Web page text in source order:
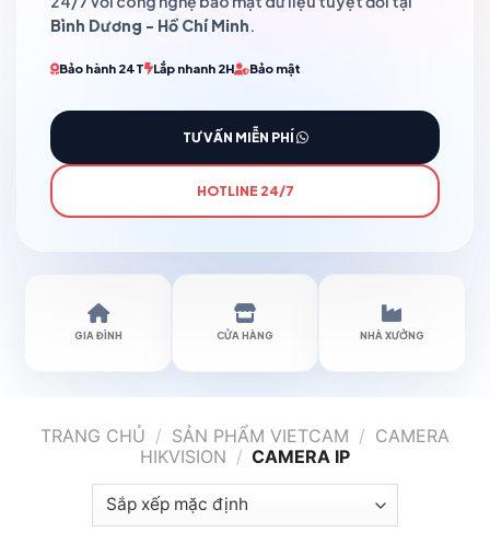
Bình Dương - Hồ Chí Minh.
Bảo hành 24T Lắp nhanh 2H Bảo mật
TƯ VẤN MIỄN PHÍ
HOTLINE 24/7
GIA ĐÌNH CỬA HÀNG NHÀ XƯỞNG
TRANG CHỦ / SẢN PHẨM VIETCAM / CAMERA
HIKVISION / CAMERA IP